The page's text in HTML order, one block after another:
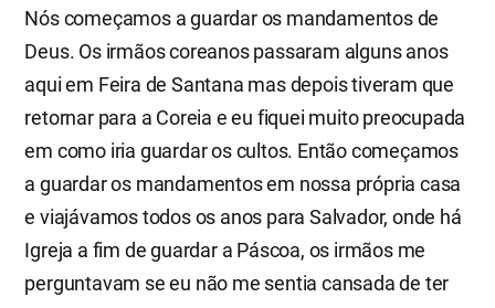
Nós começamos a guardar os mandamentos de
Deus. Os irmãos coreanos passaram alguns anos
aqui em Feira de Santana mas depois tiveram que
retornar para a Coreia e eu fiquei muito preocupada
em como iria guardar os cultos. Então começamos
a guardar os mandamentos em nossa própria casa
e viajávamos todos os anos para Salvador, onde há
Igreja a fim de guardar a Páscoa, os irmãos me
perguntavam se eu não me sentia cansada de ter